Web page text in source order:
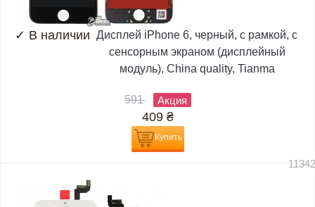
✓ В наличии Дисплей iPhone 6, черный, с рамкой, с
сенсорным экраном (дисплейный
модуль), China quality, Tianma
591 Акция
409 ₴
Купить